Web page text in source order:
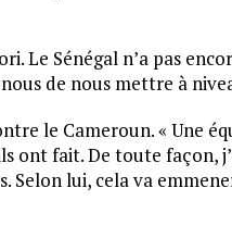
Le Sénégal n’a pas
de nous mettre à
le Cameroun. « Une
ont fait. De toute façon,
Selon lui, cela va